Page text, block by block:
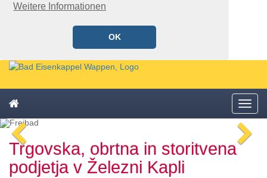
Weitere Informationen
OK
Schnellmenü
Zur
springen,
Accesskey
Zur
Hauptnavigation
springen,
Accesskey
Schnellmenü
zurück
Menü
Bild
Zum
Schnellmenü
zurück
Trgovska, obrtna in storitvena
podjetja v Železni Kapli